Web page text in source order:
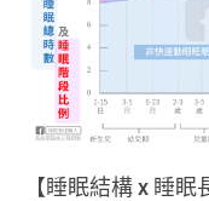
【睡眠結構 x 睡